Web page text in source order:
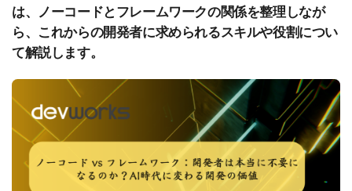
は、ノーコードとフレームワークの関係を整理しなが
ら、これからの開発者に求められるスキルや役割につい
て解説します。